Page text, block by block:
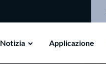
Notizia Applicazione